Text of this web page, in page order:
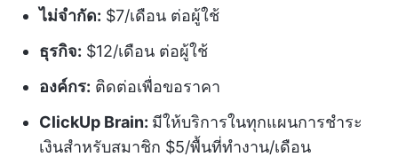
ไม่จำกัด: $7/เดือน ต่อผู้ใช้
ธุรกิจ: $12/เดือน ต่อผู้ใช้
องค์กร: ติดต่อเพื่อขอราคา
ClickUp Brain: มีให้บริการในทุกแผนการชำระ
เงินสำหรับสมาชิก $5/พื้นที่ทำงาน/เดือน